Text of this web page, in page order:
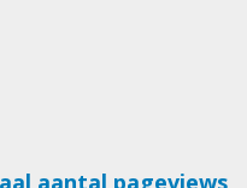
aantal pageviews